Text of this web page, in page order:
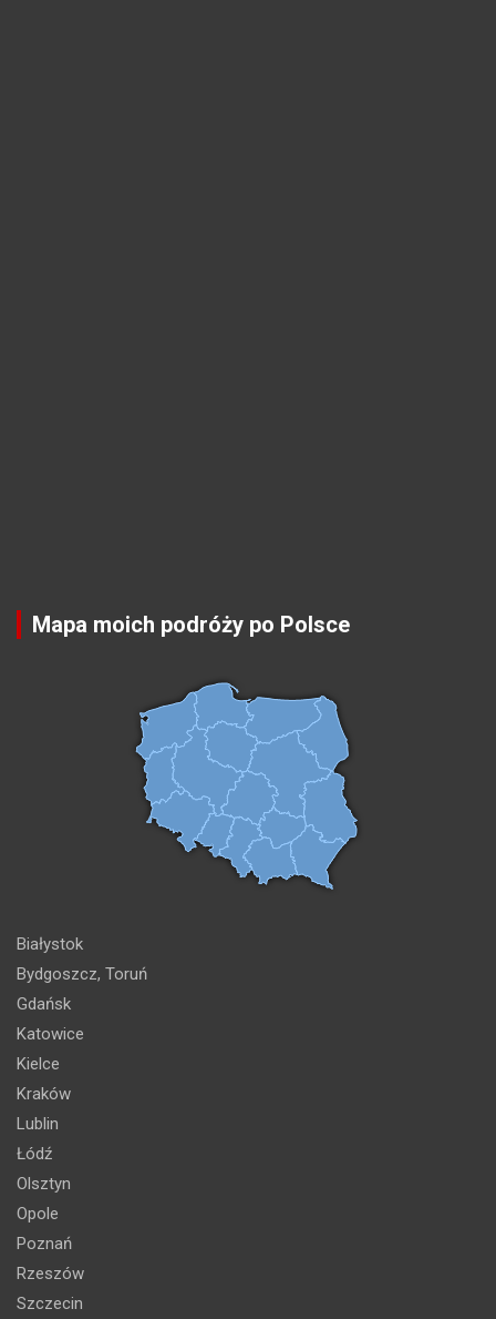
Mapa moich podróży po Polsce
Białystok
Bydgoszcz, Toruń
Gdańsk
Katowice
Kielce
Kraków
Lublin
Łódź
Olsztyn
Opole
Poznań
Rzeszów
Szczecin